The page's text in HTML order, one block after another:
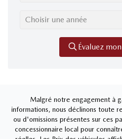
Choisir une année
Évaluez
Malgré notre engagement à
informations, nous déclinons toute
ou d'omissions présentes sur ces
concessionnaire local pour